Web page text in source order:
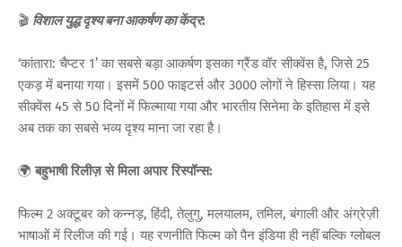
🎬 विशाल युद्ध दृश्य बना आकर्षण का केंद्र:
‘कांतारा: चैप्टर 1’ का सबसे बड़ा आकर्षण इसका ग्रैंड वॉर सीक्वेंस है, जिसे 25
एकड़ में बनाया गया। इसमें 500 फाइटर्स और 3000 लोगों ने हिस्सा लिया। यह
सीक्वेंस 45 से 50 दिनों में फिल्माया गया और भारतीय सिनेमा के इतिहास में इसे
अब तक का सबसे भव्य दृश्य माना जा रहा है।
🌍 बहुभाषी रिलीज़ से मिला अपार रिस्पॉन्स:
फिल्म 2 अक्टूबर को कन्नड़, हिंदी, तेलुगु, मलयालम, तमिल, बंगाली और अंग्रेज़ी
भाषाओं में रिलीज की गई। यह रणनीति फिल्म को पैन इंडिया ही नहीं बल्कि ग्लोबल